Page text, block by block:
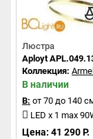
Люстра
Aployt
Коллекция: Armel
В наличии
В: от 70 до 140
LED x 1 max 90W
Цена: 41 290 Р.